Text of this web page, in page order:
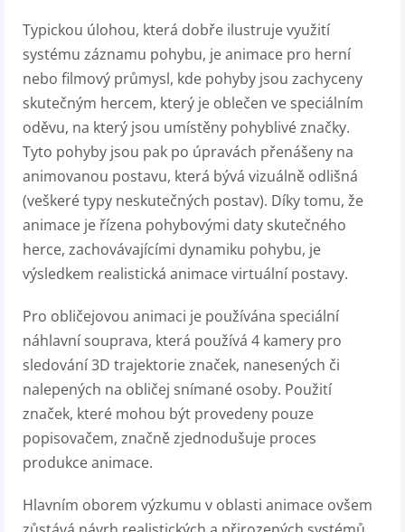
Typickou úlohou, která dobře ilustruje využití
systému záznamu pohybu, je animace pro herní
nebo filmový průmysl, kde pohyby jsou zachyceny
skutečným hercem, který je oblečen ve speciálním
oděvu, na který jsou umístěny pohyblivé značky.
Tyto pohyby jsou pak po úpravách přenášeny na
animovanou postavu, která bývá vizuálně odlišná
(veškeré typy neskutečných postav). Díky tomu, že
animace je řízena pohybovými daty skutečného
herce, zachovávajícími dynamiku pohybu, je
výsledkem realistická animace virtuální postavy.
Pro obličejovou animaci je používána speciální
náhlavní souprava, která používá 4 kamery pro
sledování 3D trajektorie značek, nanesených či
nalepených na obličej snímané osoby. Použití
značek, které mohou být provedeny pouze
popisovačem, značně zjednodušuje proces
produkce animace.
Hlavním oborem výzkumu v oblasti animace ovšem